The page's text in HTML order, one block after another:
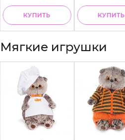
КУПИТЬ КУПИТЬ
Мягкие игрушки